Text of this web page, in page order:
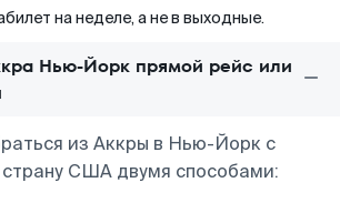
на неделе, а не в выходные.
Нью-Йорк прямой рейс или
из Аккры в Нью-Йорк с
США двумя способами: